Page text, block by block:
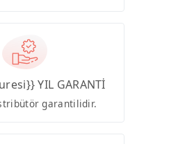
YIL GARANTİ
garantilidir.